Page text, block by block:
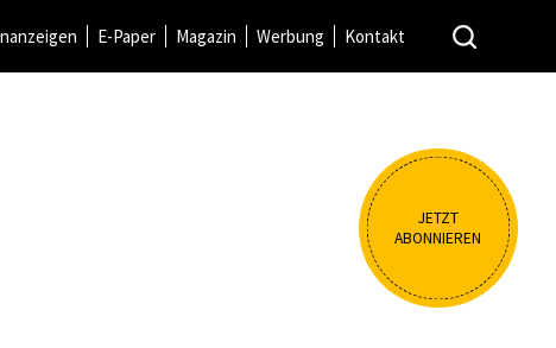
E-Paper Magazin Werbung Kontakt
JETZT
ABONNIEREN